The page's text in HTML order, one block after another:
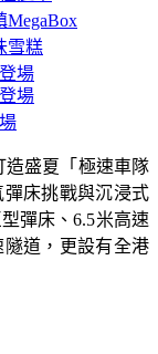
造盛夏「極速車隊
床挑戰與沉浸式
彈床、6.5米高速
道，更設有全港